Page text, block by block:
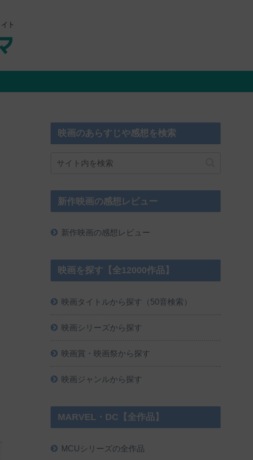
映画のあらすじや感想を検索
新作映画の感想レビュー
新作映画の感想レビュー
映画を探す【全12000作品】
映画タイトルから探す（50音検索）
映画シリーズから探す
映画賞・映画祭から探す
映画ジャンルから探す
MARVEL・DC【全作品】
MCUシリーズの全作品